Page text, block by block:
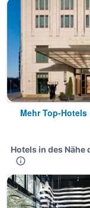
Mehr Top-
Hotels in des Nähe